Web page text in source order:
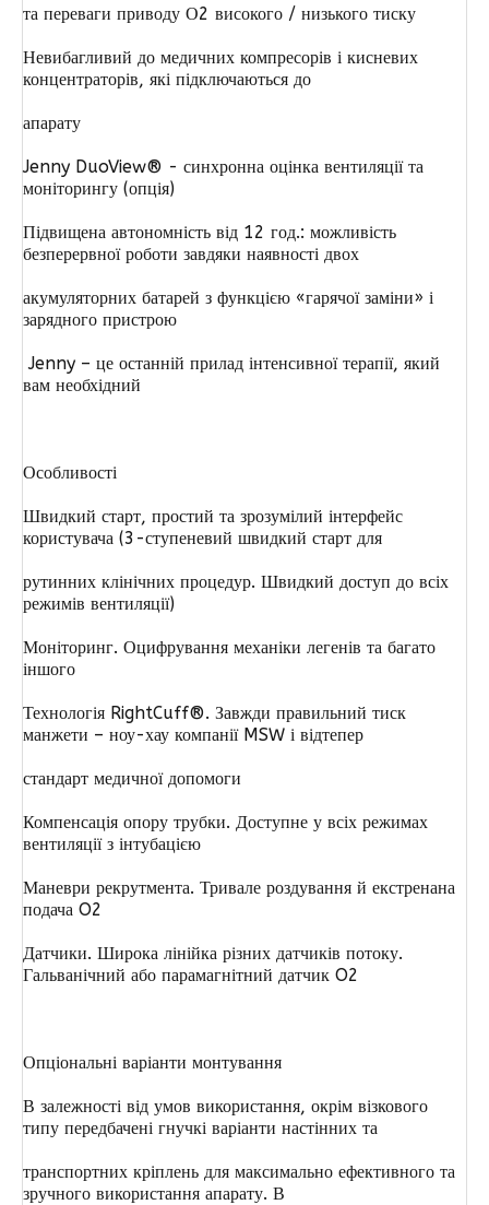
та переваги приводу О2 високого / низького тиску
Невибагливий до медичних компресорів і кисневих
концентраторів, які підключаються до
апарату
Jenny DuoView® - синхронна оцінка вентиляції та
моніторингу (опція)
Підвищена автономність від 12 год.: можливість
безперервної роботи завдяки наявності двох
акумуляторних батарей з функцією «гарячої заміни» і
зарядного пристрою
Jenny – це останній прилад інтенсивної терапії, який
вам необхідний
Особливості
Швидкий старт, простий та зрозумілий інтерфейс
користувача (3-ступеневий швидкий старт для
рутинних клінічних процедур. Швидкий доступ до всіх
режимів вентиляції)
Моніторинг. Оцифрування механіки легенів та багато
іншого
Технологія RightCuff®. Завжди правильний тиск
манжети – ноу-хау компанії MSW і відтепер
стандарт медичної допомоги
Компенсація опору трубки. Доступне у всіх режимах
вентиляції з інтубацією
Маневри рекрутмента. Тривале роздування й екстренана
подача O2
Датчики. Широка лінійка різних датчиків потоку.
Гальванічний або парамагнітний датчик O2
Опціональні варіанти монтування
В залежності від умов використання, окрім візкового
типу передбачені гнучкі варіанти настінних та
транспортних кріплень для максимально ефективного та
зручного використання апарату. В